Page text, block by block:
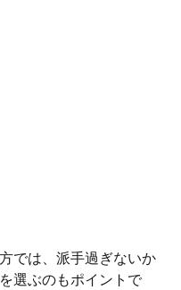
では、派手過ぎないか
選ぶのもポイントで